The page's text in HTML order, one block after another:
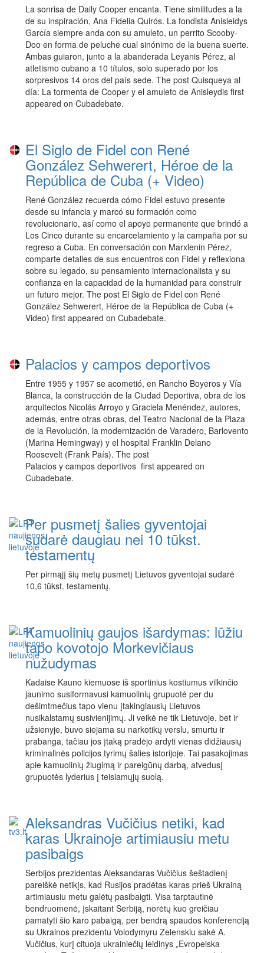
La sonrisa de Daily Cooper encanta. Tiene similitudes a la
de su inspiración, Ana Fidelia Quirós. La fondista Anisleidys
García siempre anda con su amuleto, un perrito Scooby-
Doo en forma de peluche cual sinónimo de la buena suerte.
Ambas guiaron, junto a la abanderada Leyanis Pérez, al
atletismo cubano a 10 títulos, solo superado por los
sorpresivos 14 oros del país sede. The post Quisqueya al
día: La tormenta de Cooper y el amuleto de Anisleydis first
appeared on Cubadebate.
El Siglo de Fidel con René
González Sehwerert, Héroe de la
República de Cuba (+ Video)
René González recuerda cómo Fidel estuvo presente
desde su infancia y marcó su formación como
revolucionario, así como el apoyo permanente que brindó a
Los Cinco durante su encarcelamiento y la campaña por su
regreso a Cuba. En conversación con Marxlenin Pérez,
comparte detalles de sus encuentros con Fidel y reflexiona
sobre su legado, su pensamiento internacionalista y su
confianza en la capacidad de la humanidad para construir
un futuro mejor. The post El Siglo de Fidel con René
González Sehwerert, Héroe de la República de Cuba (+
Video) first appeared on Cubadebate.
Palacios y campos deportivos
Entre 1955 y 1957 se acometió, en Rancho Boyeros y Vía
Blanca, la construcción de la Ciudad Deportiva, obra de los
arquitectos Nicolás Arroyo y Graciela Menéndez, autores,
además, entre otras obras, del Teatro Nacional de la Plaza
de la Revolución, la modernización de Varadero, Barlovento
(Marina Hemingway) y el hospital Franklin Delano
Roosevelt (Frank País). The post
Palacios y campos deportivos first appeared on
Cubadebate.
Per pusmetį šalies gyventojai
sudarė daugiau nei 10 tūkst.
testamentų
Per pirmąjį šių metų pusmetį Lietuvos gyventojai sudarė
10,6 tūkst. testamentų.
Kamuolinių gaujos išardymas: lūžiu
tapo kovotojo Morkevičiaus
nužudymas
Kadaise Kauno kiemuose iš sportinius kostiumus vilkinčio
jaunimo susiformavusi kamuolinių grupuotė per du
dešimtmečius tapo vienu įtakingiausių Lietuvos
nusikalstamų susivienijimų. Ji veikė ne tik Lietuvoje, bet ir
užsienyje, buvo siejama su narkotikų verslu, smurtu ir
prabanga, tačiau jos įtaką pradėjo ardyti vienas didžiausių
kriminalinės policijos tyrimų šalies istorijoje. Tai pasakojimas
apie kamuolinių žlugimą ir pareigūnų darbą, atvedusį
grupuotės lyderius į teisiamųjų suolą.
Aleksandras Vučičius netiki, kad
karas Ukrainoje artimiausiu metu
pasibaigs
Serbijos prezidentas Aleksandaras Vučičius šeštadienį
pareiškė netikįs, kad Rusijos pradėtas karas prieš Ukrainą
artimiausiu metu galėtų pasibaigti. Visa tarptautinė
bendruomenė, įskaitant Serbiją, norėtų kuo greičiau
pamatyti šio karo pabaigą, per bendrą spaudos konferenciją
su Ukrainos prezidentu Volodymyru Zelenskiu sakė A.
Vučičius, kurį cituoja ukrainiečių leidinys „Evropeiska